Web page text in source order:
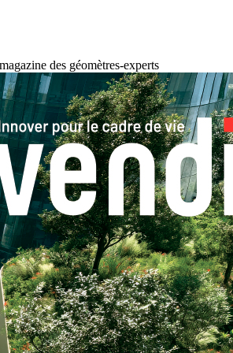
des géomètres-experts